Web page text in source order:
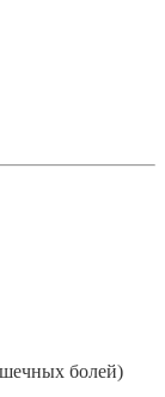
болей)